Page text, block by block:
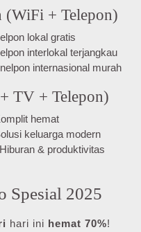
(WiFi + Telepon)
lokal gratis
interlokal terjangkau
internasional murah
TV + Telepon)
hemat
keluarga modern
& produktivitas
Spesial 2025
hari ini hemat 70%!